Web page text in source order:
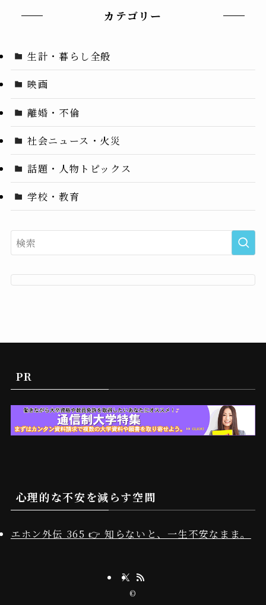
カテゴリー
生計・暮らし全般
映画
離婚・不倫
社会ニュース・火災
話題・人物トピックス
学校・教育
PR
心理的な不安を減らす空間
エホン外伝 365 👉 知らないと、一生不安なまま。
©